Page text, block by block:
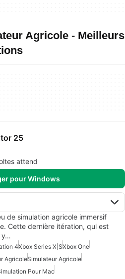
Agricole - Meilleurs
25
attend
pour Windows
de simulation agricole immersif
Cette dernière itération, qui est
y…
4Xbox Series X|SXbox One
AgricoleSimulateur Agricole
Pour Mac